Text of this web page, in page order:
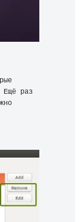
Ещё раз